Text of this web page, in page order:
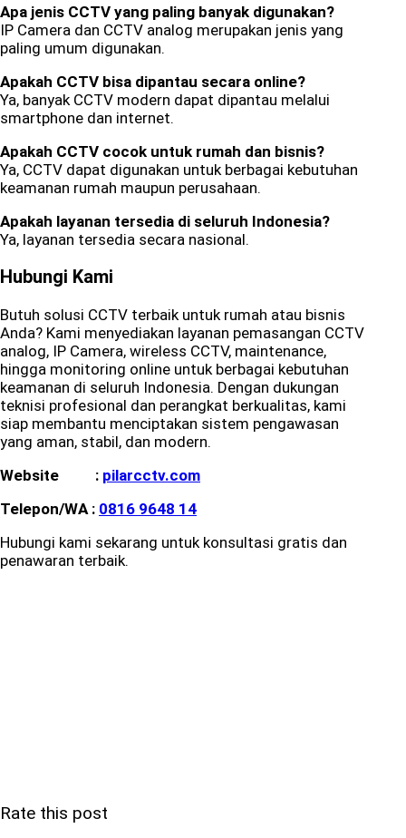
Apa jenis CCTV yang paling banyak digunakan?
IP Camera dan CCTV analog merupakan jenis yang
paling umum digunakan.
Apakah CCTV bisa dipantau secara online?
Ya, banyak CCTV modern dapat dipantau melalui
smartphone dan internet.
Apakah CCTV cocok untuk rumah dan bisnis?
Ya, CCTV dapat digunakan untuk berbagai kebutuhan
keamanan rumah maupun perusahaan.
Apakah layanan tersedia di seluruh Indonesia?
Ya, layanan tersedia secara nasional.
Hubungi Kami
Butuh solusi CCTV terbaik untuk rumah atau bisnis
Anda? Kami menyediakan layanan pemasangan CCTV
analog, IP Camera, wireless CCTV, maintenance,
hingga monitoring online untuk berbagai kebutuhan
keamanan di seluruh Indonesia. Dengan dukungan
teknisi profesional dan perangkat berkualitas, kami
siap membantu menciptakan sistem pengawasan
yang aman, stabil, dan modern.
Website : pilarcctv.com
Telepon/WA : 0816 9648 14
Hubungi kami sekarang untuk konsultasi gratis dan
penawaran terbaik.
Rate this post